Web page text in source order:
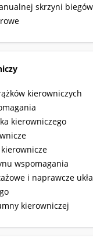
skrzyni biegów
kierowniczych
kierowniczego
kierownicze
wspomagania
i naprawcze
kierowniczej